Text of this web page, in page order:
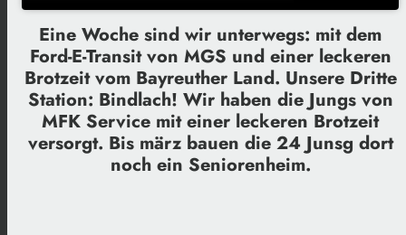
Eine Woche sind wir unterwegs: mit dem
Ford-E-Transit von MGS und einer leckeren
Brotzeit vom Bayreuther Land. Unsere Dritte
Station: Bindlach! Wir haben die Jungs von
MFK Service mit einer leckeren Brotzeit
versorgt. Bis märz bauen die 24 Junsg dort
noch ein Seniorenheim.